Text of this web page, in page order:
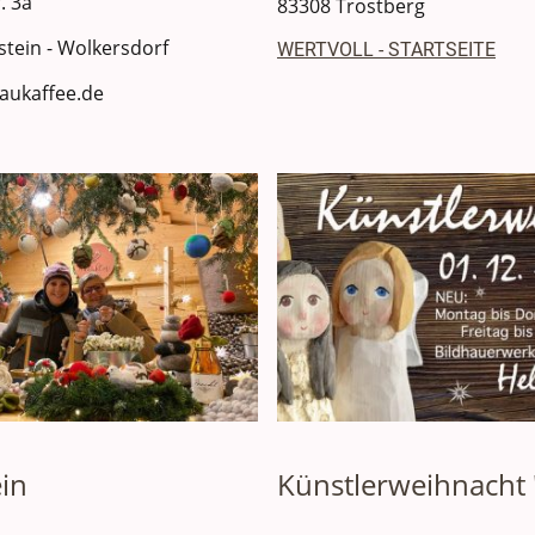
- Wolkersdorf
83308 Trostberg
WERTVOLL - STARTSEITE
Künstlerweihnacht